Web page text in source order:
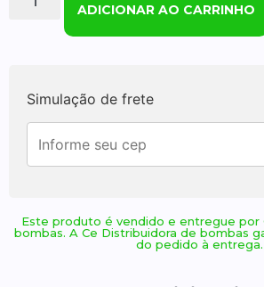
ADICIONAR AO CARRINHO
Simulação de frete
Este produto é vendido e entregue por
bombas. A Ce Distribuidora de bombas
do pedido à entrega.